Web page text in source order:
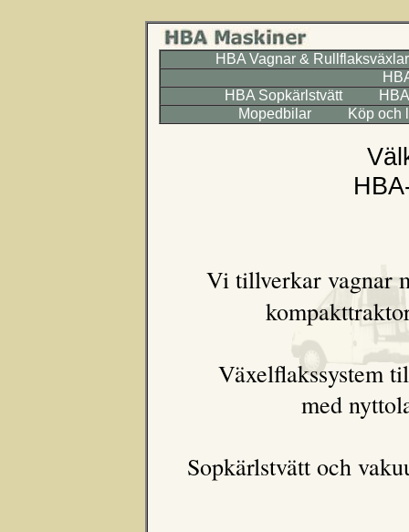
HBA Vagnar &
HBA Sopkärlstvätt
Mopedbilar
Köp och
Vi tillverkar vagnar
Växelflakssystem
med
Sopkärlstvätt och